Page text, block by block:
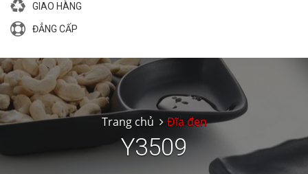
GIAO HÀNG
ĐẲNG CẤP
Trang chủ Đĩa đen
Y3509